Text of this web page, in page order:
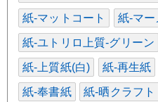
紙-マットコート 紙-マー
紙-ユトリロ上質-グリーン
紙-上質紙(白) 紙-再生紙
紙-奉書紙 紙-晒クラフト